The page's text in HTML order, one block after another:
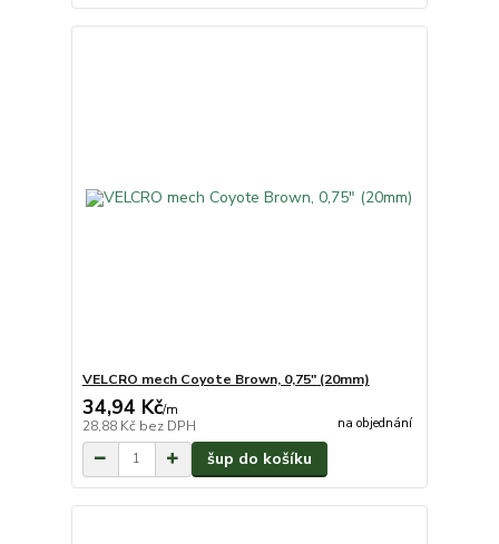
VELCRO mech Coyote Brown, 0,75" (20mm)
34,94 Kč/m
28,88 Kč bez DPH na objednání
šup do košíku